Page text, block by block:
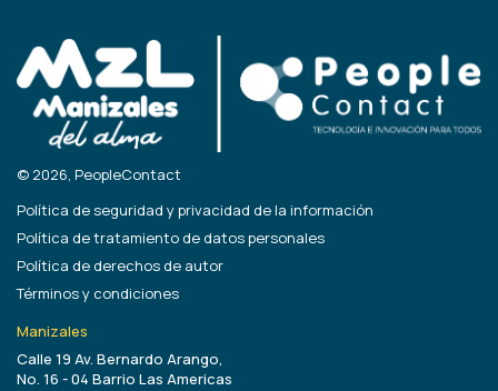
© 2026, PeopleContact
Política de seguridad y privacidad de la información
Política de tratamiento de datos personales
Política de derechos de autor
Términos y condiciones
Manizales
Calle 19 Av. Bernardo Arango,
No. 16 - 04 Barrio Las Americas